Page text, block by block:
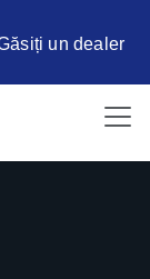
un dealer